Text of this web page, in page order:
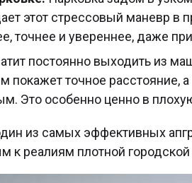
этот стрессовый маневр в
точнее и увереннее, даже
постоянно выходить из
покажет точное расстояние,
Это особенно ценно в
из самых эффективных
к реалиям плотной городской